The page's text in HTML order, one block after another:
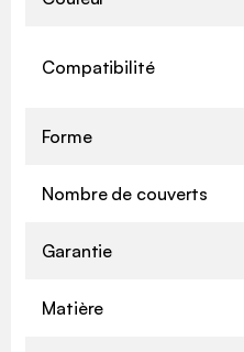
Compatibilité
Forme
Nombre de couverts
Garantie
Matière